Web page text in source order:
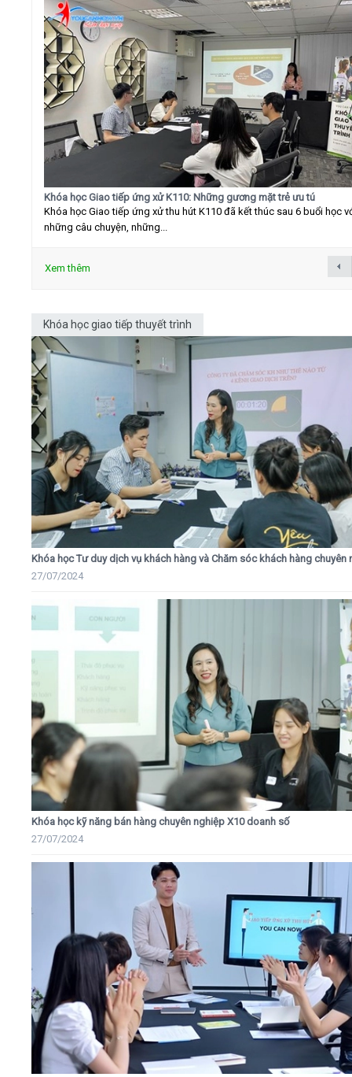
Khóa học Giao tiếp ứng xử K110: Những gương mặt trẻ ưu tú
Khóa học Giao tiếp ứng xử thu hút K110 đã kết thúc sau 6 buổi học
những câu chuyện, những...
Xem thêm
Khóa học giao tiếp thuyết trình
Khóa học Tư duy dịch vụ khách hàng và Chăm sóc khách hàng chuyên
27/07/2024
Khóa học kỹ năng bán hàng chuyên nghiệp X10 doanh số
27/07/2024